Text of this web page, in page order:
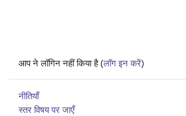
आप ने लॉगिन नहीं किया है (लॉग इन करें)
नीतियाँ
स्तर विषय पर जाएँ